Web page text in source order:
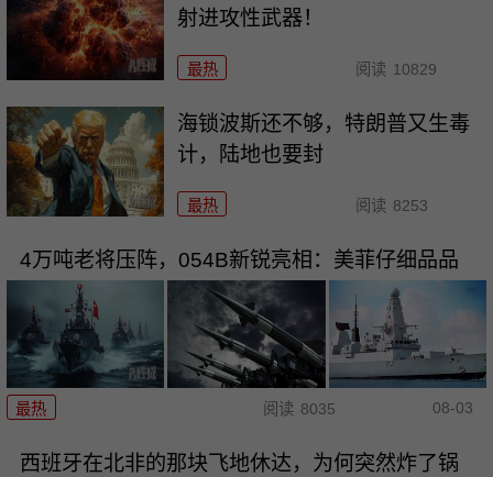
射进攻性武器！
最热 阅读 10829
海锁波斯还不够，特朗普又生毒
计，陆地也要封
最热 阅读 8253
4万吨老将压阵，054B新锐亮相：美菲仔细品品
最热 阅读 8035 08-03
西班牙在北非的那块飞地休达，为何突然炸了锅